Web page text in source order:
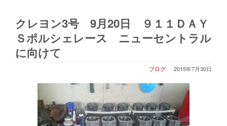
クレヨン3号 9月20日 ９１１ＤＡＹ
Ｓポルシェレース ニューセントラル
に向けて
2015年7月30日
ブログ